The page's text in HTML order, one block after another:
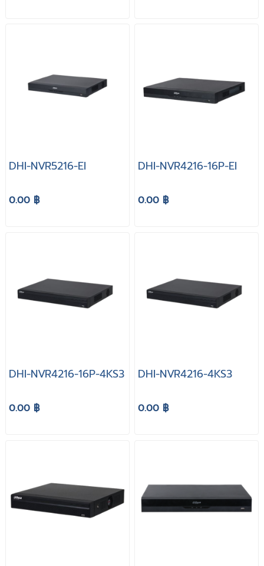
DHI-NVR5216-EI
0.00 ฿
DHI-NVR4216-16P-EI
0.00 ฿
DHI-NVR4216-16P-4KS3
0.00 ฿
DHI-NVR4216-4KS3
0.00 ฿